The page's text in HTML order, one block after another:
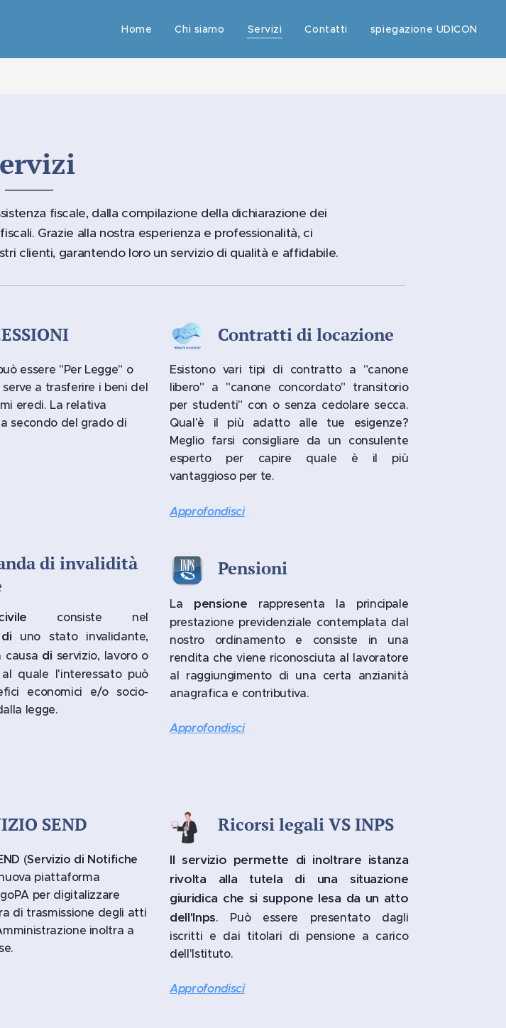
Home Chi siamo Servizi Contatti spiegazione UDICON
fiscale, dalla compilazione della dichiarazione dei
Grazie alla nostra esperienza e professionalità, ci
clienti, garantendo loro un servizio di qualità e affidabile.
essere "Per Legge" o
a trasferire i beni del
eredi. La relativa
secondo del grado di
Contratti di locazione
Esistono vari tipi di contratto a "canone
libero" a "canone concordato" transitorio
per studenti" con o senza cedolare secca.
Qual'è il più adatto alle tue esigenze?
Meglio farsi consigliare da un consulente
esperto per capire quale è il più
vantaggioso per te.
Approfondisci
di invalidità
consiste nel
di uno stato invalidante,
causa di servizio, lavoro o
quale l'interessato può
economici e/o socio-
legge.
Pensioni
La pensione rappresenta la principale
prestazione previdenziale contemplata dal
nostro ordinamento e consiste in una
rendita che viene riconosciuta al lavoratore
al raggiungimento di una certa anzianità
anagrafica e contributiva.
Approfondisci
SEND
(Servizio di Notifiche
piattaforma
per digitalizzare
di trasmissione degli atti
inoltra a
Ricorsi legali VS INPS
Il servizio permette di inoltrare istanza
rivolta alla tutela di una situazione
giuridica che si suppone lesa da un atto
dell'Inps. Può essere presentato dagli
iscritti e dai titolari di pensione a carico
dell'Istituto.
Approfondisci